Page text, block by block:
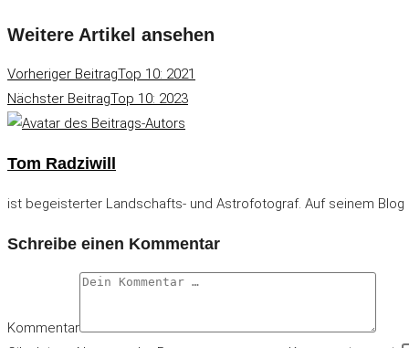
Weitere Artikel ansehen
Vorheriger BeitragTop 10: 2021
Nächster BeitragTop 10: 2023
Tom Radziwill
ist begeisterter Landschafts- und Astrofotograf. Auf seinem
Schreibe einen Kommentar
Kommentar